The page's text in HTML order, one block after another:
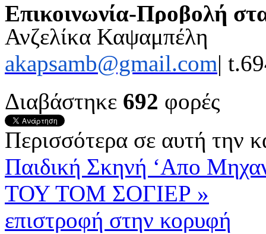
Επικοινωνία-Προβολή
Ανζελίκα Καψαμπέλη
akapsamb@gmail.com|
Διαβάστηκε 692 φορές
Περισσότερα σε αυτή την
Παιδική Σκηνή ‘Απο
ΤΟΥ ΤΟΜ ΣΟΓΙΕΡ »
επιστροφή στην κορυφή